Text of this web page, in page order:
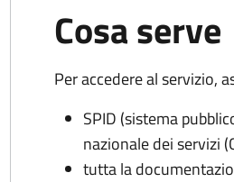
Cosa serve
Per accedere al servizio,
SPID (sistema
nazionale dei servizi
tutta la